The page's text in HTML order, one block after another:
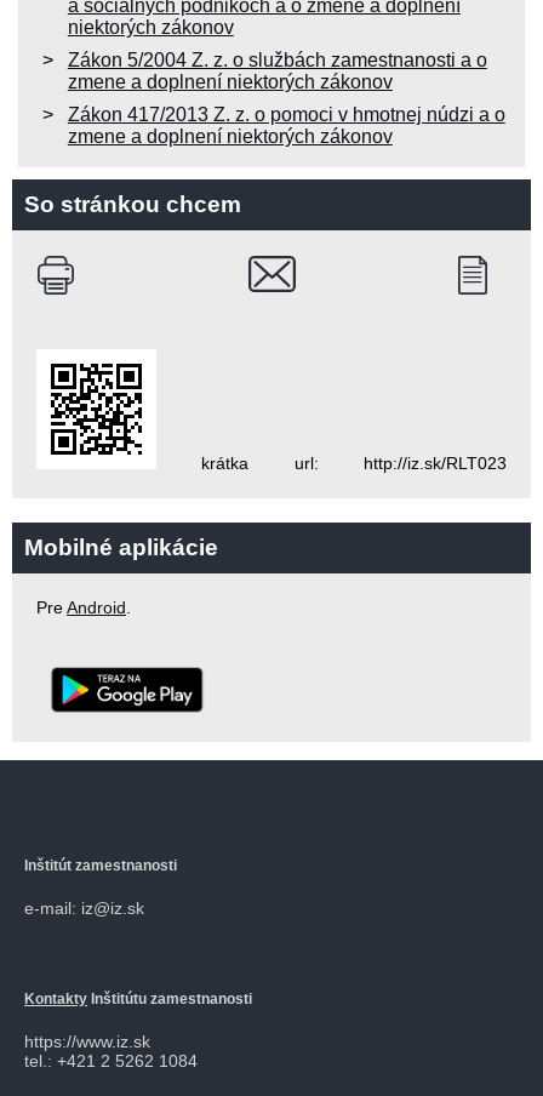
a sociálnych podnikoch a o zmene a doplnení
niektorých zákonov
Zákon 5/2004 Z. z. o službách zamestnanosti a o
zmene a doplnení niektorých zákonov
Zákon 417/2013 Z. z. o pomoci v hmotnej núdzi a o
zmene a doplnení niektorých zákonov
So stránkou chcem
krátka url: http://iz.sk/RLT023
Mobilné aplikácie
PreAndroid.
Inštitút zamestnanosti
e-mail: iz@iz.sk
Kontakty Inštitútu zamestnanosti
https://www.iz.sk
tel.: +421 2 5262 1084